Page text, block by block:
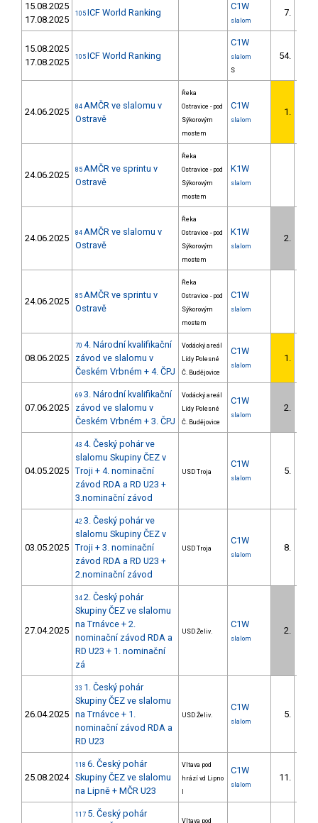
15.08.2025
17.08.2025
105 ICF World Ranking
C1W
slalom
7.
15.08.2025
17.08.2025
105 ICF World Ranking
C1W
slalom
S
54.
24.06.2025 84 AMČR ve slalomu v
Ostravě
Řeka
Ostravice - pod
Sýkorovým
mostem
C1W
slalom
1.
24.06.2025 85 AMČR ve sprintu v
Ostravě
Řeka
Ostravice - pod
Sýkorovým
mostem
K1W
slalom
24.06.2025 84 AMČR ve slalomu v
Ostravě
Řeka
Ostravice - pod
Sýkorovým
mostem
K1W
slalom
2.
24.06.2025 85 AMČR ve sprintu v
Ostravě
Řeka
Ostravice - pod
Sýkorovým
mostem
C1W
slalom
08.06.2025
70 4. Národní kvalifikační
závod ve slalomu v
Českém Vrbném + 4. ČPJ
Vodácký areál
Lídy Polesné
Č. Budějovice
C1W
slalom
1.
07.06.2025
69 3. Národní kvalifikační
závod ve slalomu v
Českém Vrbném + 3. ČPJ
Vodácký areál
Lídy Polesné
Č. Budějovice
C1W
slalom
2.
04.05.2025
43 4. Český pohár ve
slalomu Skupiny ČEZ v
Troji + 4. nominační
závod RDA a RD U23 +
3.nominační závod
USD Troja
C1W
slalom
5.
03.05.2025
42 3. Český pohár ve
slalomu Skupiny ČEZ v
Troji + 3. nominační
závod RDA a RD U23 +
2.nominační závod
USD Troja
C1W
slalom
8.
27.04.2025
34 2. Český pohár
Skupiny ČEZ ve slalomu
na Trnávce + 2.
nominační závod RDA a
RD U23 + 1. nominační
zá
USD Želiv.
C1W
slalom
2.
26.04.2025
33 1. Český pohár
Skupiny ČEZ ve slalomu
na Trnávce + 1.
nominační závod RDA a
RD U23
USD Želiv.
C1W
slalom
5.
25.08.2024
118 6. Český pohár
Skupiny ČEZ ve slalomu
na Lipně + MČR U23
Vltava pod
hrází vd Lipno
C1W
slalom
11.
117 5. Český pohár
Vltava pod